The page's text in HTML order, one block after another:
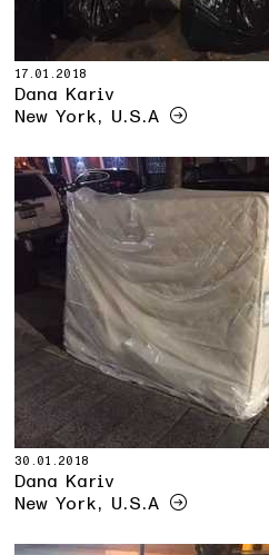
17.01.2018
Dana Kariv
New York, U.S.A
30.01.2018
Dana Kariv
New York, U.S.A